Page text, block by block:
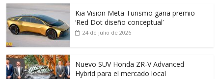
Kia Vision Meta Turismo gana premio
‘Red Dot diseño conceptual’
24 de julio de 2026
Nuevo SUV Honda ZR-V Advanced
Hybrid para el mercado local